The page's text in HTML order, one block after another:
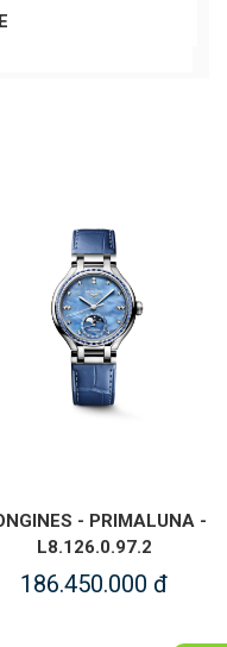
- PRIMALUNA -
L8.126.0.97.2
186.450.000 đ